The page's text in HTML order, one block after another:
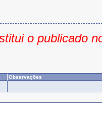
o publicado
Observações